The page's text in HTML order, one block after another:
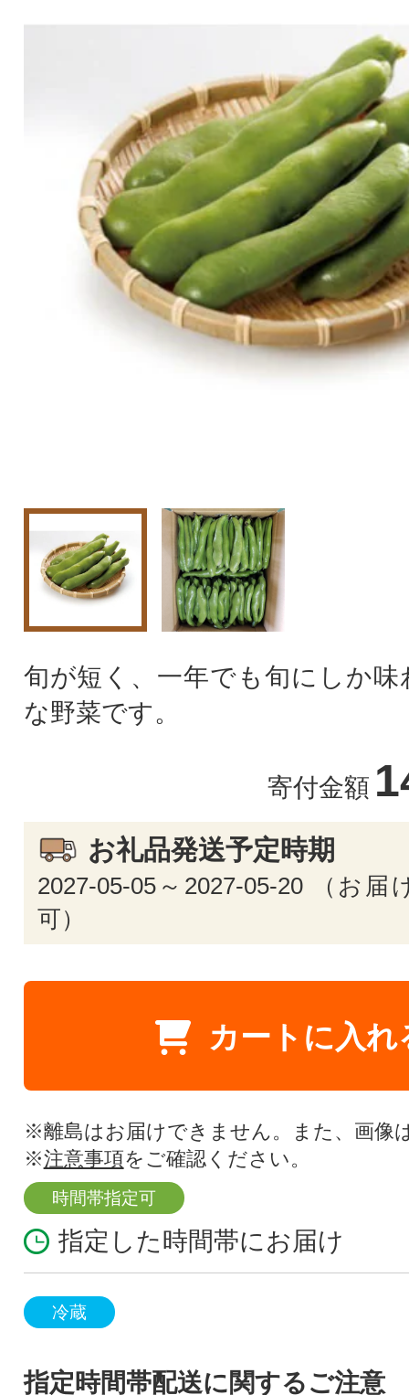
旬が短く、一年でも旬にしか味
な野菜です。
寄付金額
お礼品発送予定時期
2027-05-05～2027-05-20 （お届
可）
カートに入れ
※離島はお届けできません。また、画像
※注意事項をご確認ください。
時間帯指定可
指定した時間帯にお届け
冷蔵
指定時間帯配送に関するご注意